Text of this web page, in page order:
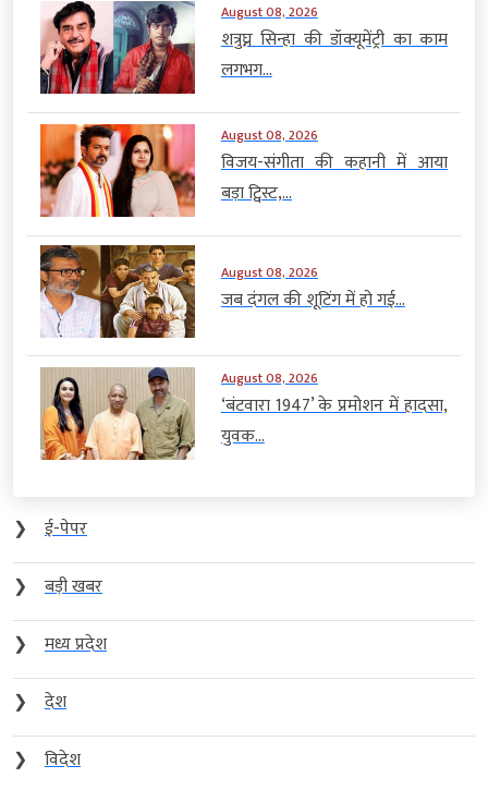
August 08, 2026
शत्रुघ्न सिन्हा की डॉक्यूमेंट्री का काम
लगभग...
August 08, 2026
विजय-संगीता की कहानी में आया
बड़ा ट्विस्ट,...
August 08, 2026
जब दंगल की शूटिंग में हो गई...
August 08, 2026
‘बंटवारा 1947’ के प्रमोशन में हादसा,
युवक...
❯
ई-पेपर
❯
बड़ी खबर
❯
मध्य प्रदेश
❯
देश
❯
विदेश